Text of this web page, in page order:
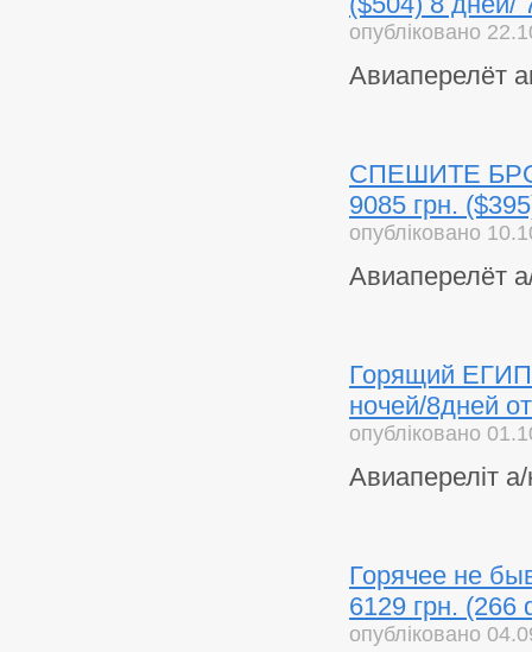
опубліковано
Авиаперелёт
СПЕШИТЕ
9085 грн.
опубліковано
Авиаперелёт
Горящий
ночей/8дней
опубліковано
Авиапереліт
Горячее не
6129 грн. (266
опубліковано